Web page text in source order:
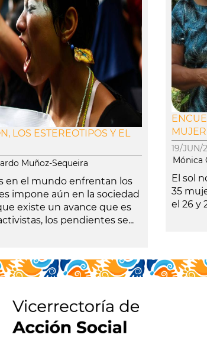
LOS ESTEREOTIPOS Y EL
Muñoz-Sequeira
en el mundo enfrentan los
impone aún en la sociedad
existe un avance que es
los pendientes se...
19/
Mónica
El sol
35
el 26 y